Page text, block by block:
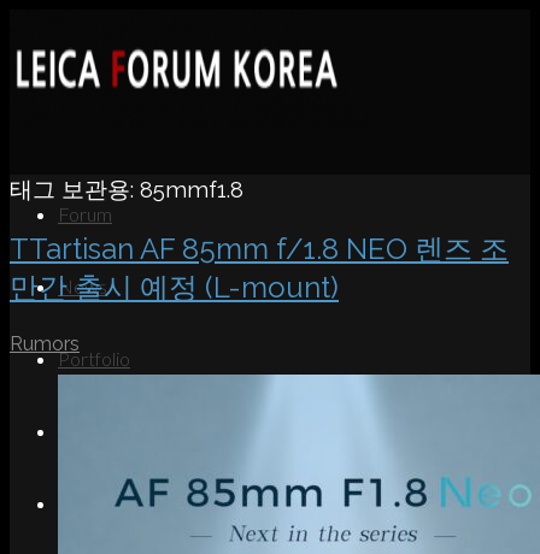
Forum
News
Portfolio
Contact
태그 보관용: 85mmf1.8
TTartisan AF 85mm f/1.8 NEO 렌즈 조
만간 출시 예정 (L-mount)
Rumors